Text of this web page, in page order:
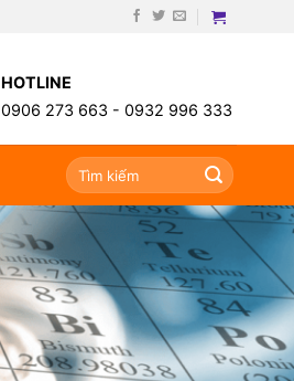
HOTLINE
0906 273 663 -0932 996 333
Search
for: